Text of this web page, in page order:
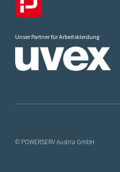
Unser Partner für Arbeitskleidung
© POWERSERV Austria GmbH